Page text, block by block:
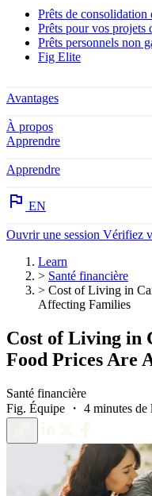
Prêts de consolidation
Prêts pour vos projets
Prêts personnels non
Fig Elite
Avantages
À propos
Apprendre
Apprendre
EN
Ouvrir une session Vérifiez
Learn
> Santé financière
> Cost of Living in
Affecting Families
Cost of Living in
Food Prices Are
Santé financière
Fig. Équipe ・ 4 minutes